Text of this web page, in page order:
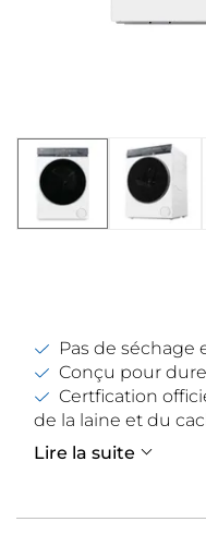
Pas de séchage
Conçu pour
Certfication
de la laine et du
Lire la suite